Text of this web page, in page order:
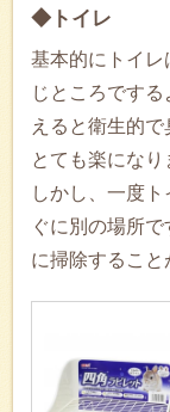
◆トイレ
基本的にトイレ
じところです
えると衛生的
とても楽になり
しかし、一度
ぐに別の場所
に掃除すること